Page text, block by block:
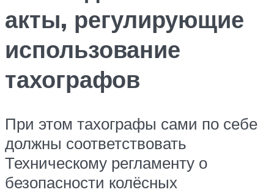
акты, регулирующие
использование
тахографов
При этом тахографы сами по себе
должны соответствовать
Техническому регламенту о
безопасности колёсных